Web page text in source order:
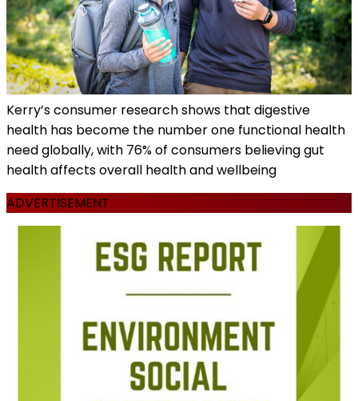
Kerry’s consumer research shows that digestive
health has become the number one functional health
need globally, with 76% of consumers believing gut
health affects overall health and wellbeing
ADVERTISEMENT